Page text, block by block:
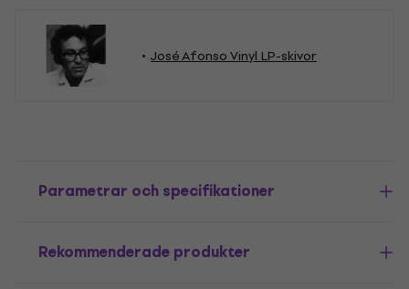
José Afonso Vinyl LP-skivor
Parametrar och specifikationer
Rekommenderade produkter